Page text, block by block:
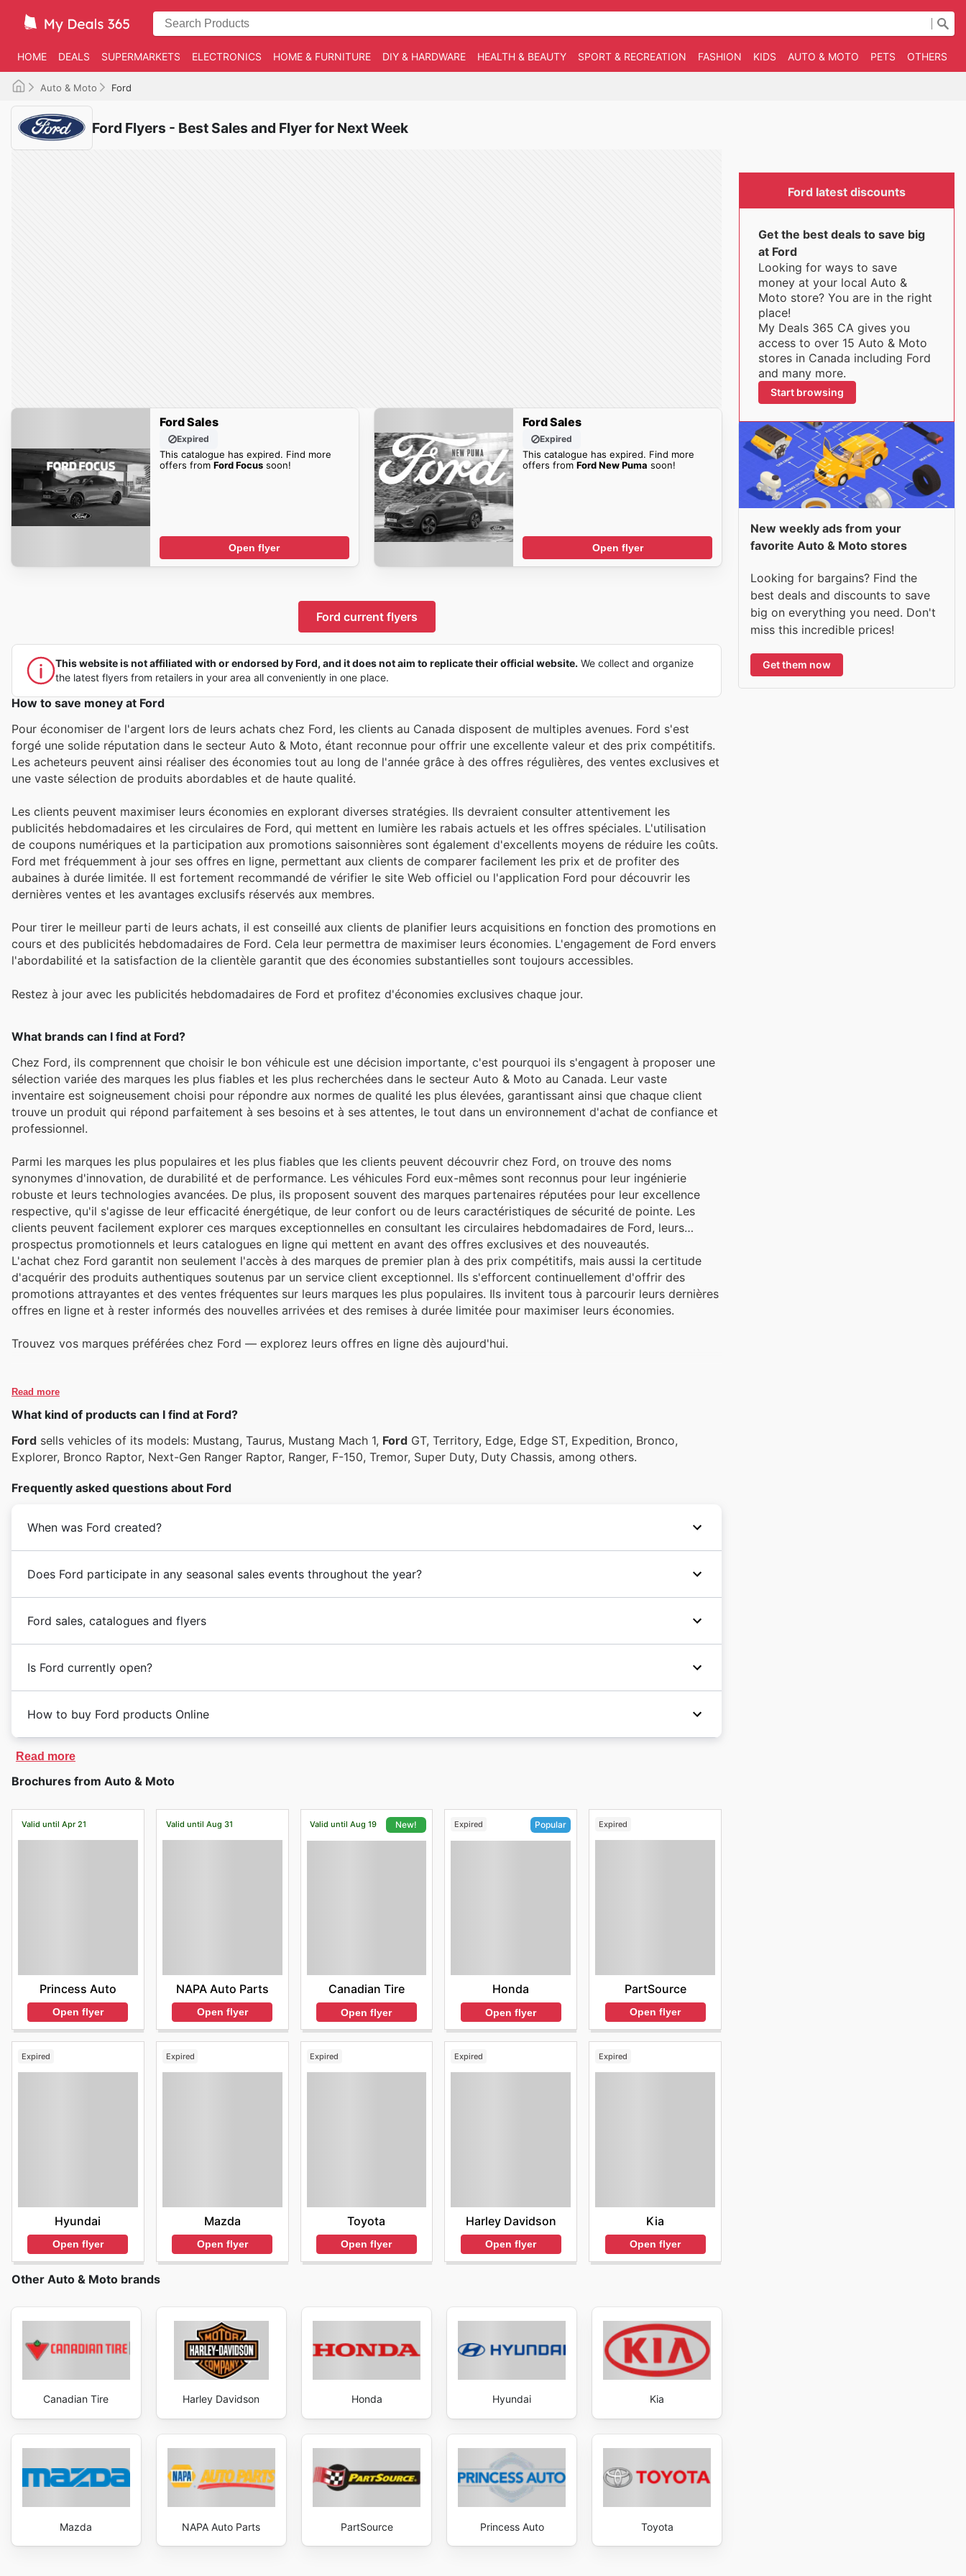
HOME DEALS SUPERMARKETS ELECTRONICS HOME & FURNITURE DIY & HARDWARE HEALTH & BEAUTY SPORT & RECREATION FASHION KIDS AUTO & MOTO PETS OTHERS
Auto & Moto Ford
Ford Flyers - Best Sales and Flyer for Next Week
Ford Sales
Expired
This catalogue has expired. Find more
offers from Ford Focussoon!
Open flyer
Ford Sales
Expired
This catalogue has expired. Find more
offers fromFord New Puma soon!
Open flyer
Ford current flyers
This website is not affiliated with or endorsed by Ford, and it does not aim to replicate their official website. We collect and organize
the latest flyers from retailers in your area all conveniently in one place.
How to save money at Ford
Pour économiser de l'argent lors de leurs achats chez Ford, les clients au Canada disposent de multiples avenues. Ford s'est
forgé une solide réputation dans le secteur Auto & Moto, étant reconnue pour offrir une excellente valeur et des prix compétitifs.
Les acheteurs peuvent ainsi réaliser des économies tout au long de l'année grâce à des offres régulières, des ventes exclusives et
une vaste sélection de produits abordables et de haute qualité.
Les clients peuvent maximiser leurs économies en explorant diverses stratégies. Ils devraient consulter attentivement les
publicités hebdomadaires et les circulaires de Ford, qui mettent en lumière les rabais actuels et les offres spéciales. L'utilisation
de coupons numériques et la participation aux promotions saisonnières sont également d'excellents moyens de réduire les coûts.
Ford met fréquemment à jour ses offres en ligne, permettant aux clients de comparer facilement les prix et de profiter des
aubaines à durée limitée. Il est fortement recommandé de vérifier le site Web officiel ou l'application Ford pour découvrir les
dernières ventes et les avantages exclusifs réservés aux membres.
Pour tirer le meilleur parti de leurs achats, il est conseillé aux clients de planifier leurs acquisitions en fonction des promotions en
cours et des publicités hebdomadaires de Ford. Cela leur permettra de maximiser leurs économies. L'engagement de Ford envers
l'abordabilité et la satisfaction de la clientèle garantit que des économies substantielles sont toujours accessibles.
Restez à jour avec les publicités hebdomadaires de Ford et profitez d'économies exclusives chaque jour.
What brands can I find at Ford?
Chez Ford, ils comprennent que choisir le bon véhicule est une décision importante, c'est pourquoi ils s'engagent à proposer une
sélection variée des marques les plus fiables et les plus recherchées dans le secteur Auto & Moto au Canada. Leur vaste
inventaire est soigneusement choisi pour répondre aux normes de qualité les plus élevées, garantissant ainsi que chaque client
trouve un produit qui répond parfaitement à ses besoins et à ses attentes, le tout dans un environnement d'achat de confiance et
professionnel.
Parmi les marques les plus populaires et les plus fiables que les clients peuvent découvrir chez Ford, on trouve des noms
synonymes d'innovation, de durabilité et de performance. Les véhicules Ford eux-mêmes sont reconnus pour leur ingénierie
robuste et leurs technologies avancées. De plus, ils proposent souvent des marques partenaires réputées pour leur excellence
respective, qu'il s'agisse de leur efficacité énergétique, de leur confort ou de leurs caractéristiques de sécurité de pointe. Les
clients peuvent facilement explorer ces marques exceptionnelles en consultant les circulaires hebdomadaires de Ford, leurs
prospectus promotionnels et leurs catalogues en ligne qui mettent en avant des offres exclusives et des nouveautés.
L'achat chez Ford garantit non seulement l'accès à des marques de premier plan à des prix compétitifs, mais aussi la certitude
d'acquérir des produits authentiques soutenus par un service client exceptionnel. Ils s'efforcent continuellement d'offrir des
promotions attrayantes et des ventes fréquentes sur leurs marques les plus populaires. Ils invitent tous à parcourir leurs dernières
offres en ligne et à rester informés des nouvelles arrivées et des remises à durée limitée pour maximiser leurs économies.
Trouvez vos marques préférées chez Ford — explorez leurs offres en ligne dès aujourd'hui.
Read more
What kind of products can I find at Ford?
Ford sells vehicles of its models: Mustang, Taurus, Mustang Mach 1, Ford GT, Territory, Edge, Edge ST, Expedition, Bronco,
Explorer, Bronco Raptor, Next-Gen Ranger Raptor, Ranger, F-150, Tremor, Super Duty, Duty Chassis, among others.
Frequently asked questions about Ford
When was Ford created?
Does Ford participate in any seasonal sales events throughout the year?
Ford sales, catalogues and flyers
Is Ford currently open?
How to buy Ford products Online
Read more
Brochures from Auto & Moto
Valid until Apr 21
Princess Auto
Open flyer
Valid until Aug 31
NAPA Auto Parts
Open flyer
Valid until Aug 19 New!
Canadian Tire
Open flyer
Expired Popular
Honda
Open flyer
Expired
PartSource
Open flyer
Expired
Hyundai
Open flyer
Expired
Mazda
Open flyer
Expired
Toyota
Open flyer
Expired
Harley Davidson
Open flyer
Expired
Kia
Open flyer
Other Auto & Moto brands
Canadian Tire Harley Davidson Honda Hyundai Kia
Mazda NAPA Auto Parts PartSource Princess Auto Toyota
Ford latest discounts
Get the best deals to save big
at Ford
Looking for ways to save
money at your local Auto &
Moto store? You are in the right
place!
My Deals 365 CA gives you
access to over 15 Auto & Moto
stores in Canada including Ford
and many more.
Start browsing
New weekly ads from your
favorite Auto & Moto stores
Looking for bargains? Find the
best deals and discounts to save
big on everything you need. Don't
miss this incredible prices!
Get them now